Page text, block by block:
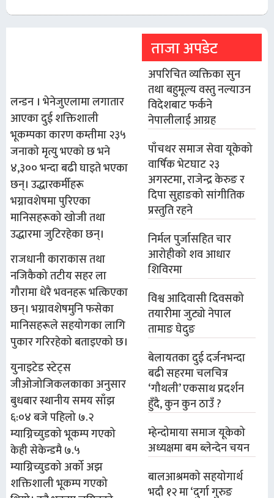
लन्डन । भेनेजुएलामा लगातार
आएका दुई शक्तिशाली
भूकम्पका कारण कम्तीमा २३५
जनाको मृत्यु भएको छ भने
४,३०० भन्दा बढी घाइते भएका
छन्। उद्धारकर्मीहरू
भग्नावशेषमा पुरिएका
मानिसहरूको खोजी तथा
उद्धारमा जुटिरहेका छन्।
राजधानी काराकास तथा
नजिकैको तटीय सहर ला
गौरामा धेरै भवनहरू भत्किएका
छन्। भग्नावशेषमुनि फसेका
मानिसहरूले सहयोगका लागि
पुकार गरिरहेको बताइएको छ।
युनाइटेड स्टेट्स
जीओजोजिकलकाका अनुसार
बुधबार स्थानीय समय साँझ
६:०४ बजे पहिलो ७.२
म्याग्निच्युडको भूकम्प गएको
केही सेकेन्डमै ७.५
म्याग्निच्युडको अर्को अझ
शक्तिशाली भूकम्प गएको
ताजा अपडेट
अपरिचित व्यक्तिका सुन
तथा बहुमूल्य वस्तु नल्याउन
विदेशबाट फर्कने
नेपालीलाई आग्रह
पाँचथर समाज सेवा यूकेको
वार्षिक भेटघाट २३
अगस्टमा, राजेन्द्र केरुङ र
दिपा सुहाङको सांगीतिक
प्रस्तुति रहने
निर्मल पुर्जासहित चार
आरोहीको शव आधार
शिविरमा
विश्व आदिवासी दिवसको
तयारीमा जुट्यो नेपाल
तामाङ घेदुङ
बेलायतका दुई दर्जनभन्दा
बढी सहरमा चलचित्र
‘गौथली’ एकसाथ प्रदर्शन
हुँदै, कुन कुन ठाउँ ?
म्हेन्दोमाया समाज यूकेको
अध्यक्षमा बम ब्लेन्देन चयन
बालआश्रमको सहयोगार्थ
भदौ १२ मा ‘दुर्गा गुरुङ